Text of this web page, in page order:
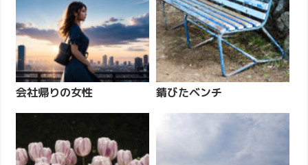
会社帰りの女性 錆びたベンチ